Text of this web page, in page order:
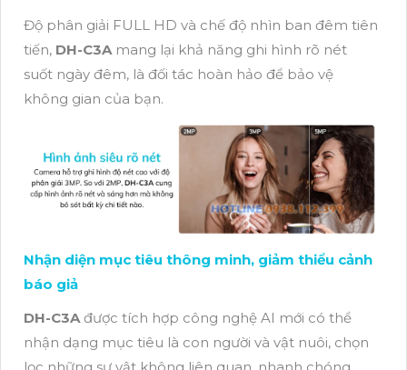
Độ phân giải FULL HD và chế độ nhìn ban đêm tiên
tiến, DH-C3Amang lại khả năng ghi hình rõ nét
suốt ngày đêm, là đối tác hoàn hảo để bảo vệ
không gian của bạn.
Nhận diện mục tiêu thông minh, giảm thiểu cảnh
báo giả
DH-C3A được tích hợp công nghệ AI mới có thể
nhận dạng mục tiêu là con người và vật nuôi, chọn
lọc những sự vật không liên quan, nhanh chóng